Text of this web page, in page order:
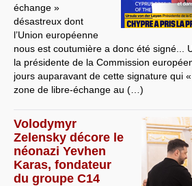
échange »
désastreux dont
l’Union européenne
nous est coutumière a donc été signé...
la présidente de la Commission
jours auparavant de cette signature qui
zone de libre-échange au (…)
Volodymyr
Zelensky décore le
néonazi Yevhen
Karas, fondateur
du groupe C14